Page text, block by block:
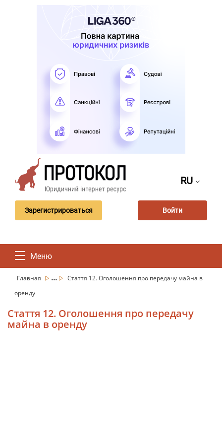
RU
Зарегистрироваться Войти
Меню
Главная ...
Стаття 12. Оголошення про передачу майна в
оренду
Стаття 12. Оголошення про передачу
майна в оренду